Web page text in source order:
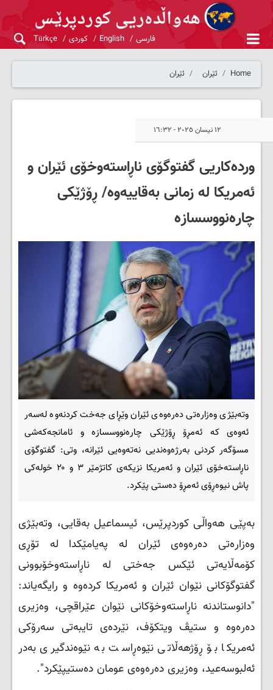
فارسی English کوردی Türkçe
Home ئێران ئێران
١٢ نیسان ٢٠٢٥ - ١٦:٣٢
وردەکاریی گفتوگۆی ناڕاستەوخۆی ئێران و
ئەمریکا لە زمانی بەقاییەوە/ ڕۆژێکی
چارەنووسسازە
وتەبێژی وەزارەتی دەرەوەی ئێران وێڕای جەخت کردنەوە لەسەر
ئەوەی کە ئەمڕۆ ڕۆژێکی چارەنووسسازە و ئامانجەکەشی
مسۆگەر کردنی بەرژەوەندیی نەتەوەیی ئێرانە، وتی: گفتوگۆی
ناڕاستەخۆی ئێران و ئەمریکا نزیکەی کاتژمێر ۳ و ۲۰ خولەکی
پاش نیوەڕۆی ئەمڕۆ دەستی پێکرد.
بەپێی هەواڵی کوردپرێس، ئیسماعیل بەقایی، وتەبێژی
وەزارەتی دەرەوەی ئێران لە پەیامێکدا لە تۆڕی
کۆمەڵایەتی ئێکس جەختی لە ناڕاستەوخۆبوونی
گفتوگۆکانی نێوان ئێران و ئەمریکا کردەوە و رایگەیاند:
"دانوستاندنە ناڕاستەوخۆکانی نێوان عێراقچی، وەزیری
دەرەوە و ستیڤ ویتکۆف، نێردەی تایبەتی سەرۆکی
ئەمریکا بۆ ڕۆژهەڵاتی نێوەڕاست بە نێوەندگیری بەدر
ئەلبوسەعید، وەزیری دەرەوەی عومان دەستیپێکرد."